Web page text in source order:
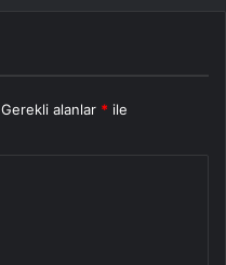
Gerekli alanlar * ile